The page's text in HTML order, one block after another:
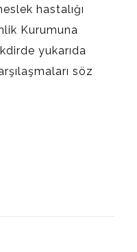
hastalığı
Kurumuna
yukarıda
söz